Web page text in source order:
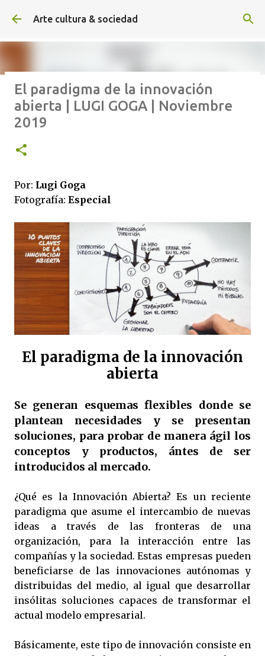
Ir al contenido principal
Arte cultura & sociedad
ALEXA DE HOYOS | El arte de
hacer cine sin excusas | ROBERTO
El paradigma de la innovación
abierta | LUGI GOGA | Noviembre
2019
Por: Lugi Goga
Fotografía: Especial
El paradigma de la innovación
abierta
Se generan esquemas flexibles donde se
plantean necesidades y se presentan
soluciones, para probar de manera ágil los
conceptos y productos, ántes de ser
introducidos al mercado.
¿Qué es la Innovación Abierta? Es un reciente
paradigma que asume el intercambio de nuevas
ideas a través de las fronteras de una
organización, para la interacción entre las
compañías y la sociedad. Estas empresas pueden
beneficiarse de las innovaciones autónomas y
distribuidas del medio, al igual que desarrollar
insólitas soluciones capaces de transformar el
actual modelo empresarial.
Básicamente, este tipo de innovación consiste en